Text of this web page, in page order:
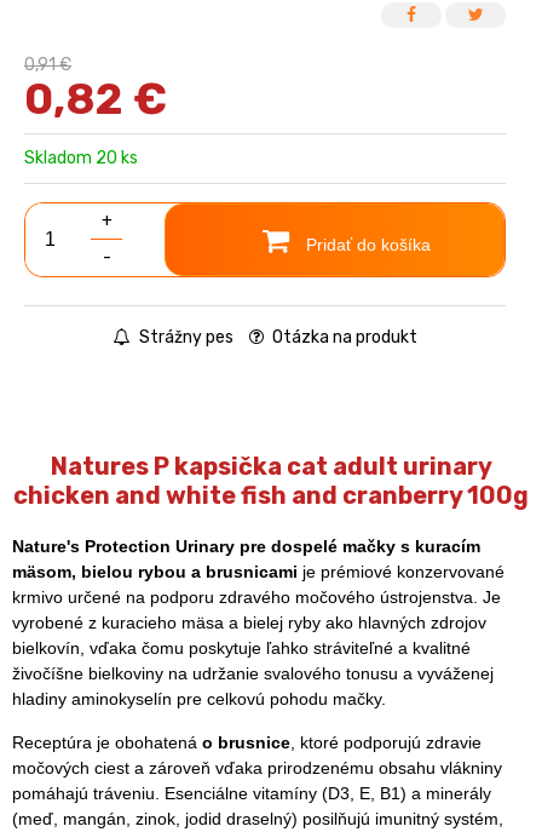
0,91 €
0,82 €
Skladom 20 ks
+
-
Pridať do košíka
Strážny pes Otázka na produkt
Natures P kapsička cat adult urinary
chicken and white fish and cranberry 100g
Nature's Protection Urinary pre dospelé mačky s kuracím
mäsom, bielou rybou a brusnicami je prémiové konzervované
krmivo určené na podporu zdravého močového ústrojenstva. Je
vyrobené z kuracieho mäsa a bielej ryby ako hlavných zdrojov
bielkovín, vďaka čomu poskytuje ľahko stráviteľné a kvalitné
živočíšne bielkoviny na udržanie svalového tonusu a vyváženej
hladiny aminokyselín pre celkovú pohodu mačky.
Receptúra je obohatená o brusnice , ktoré podporujú zdravie
močových ciest a zároveň vďaka prirodzenému obsahu vlákniny
pomáhajú tráveniu. Esenciálne vitamíny (D3, E, B1) a minerály
(meď, mangán, zinok, jodid draselný) posilňujú imunitný systém,